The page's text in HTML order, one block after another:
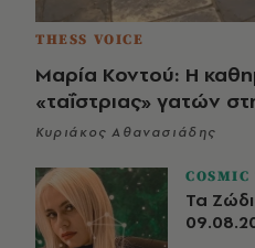
THESS VOICE
Μαρία Κοντού: Η
«ταΐστριας» γατών
Κυριάκος Αθανασιάδης
COSMIC
Τα